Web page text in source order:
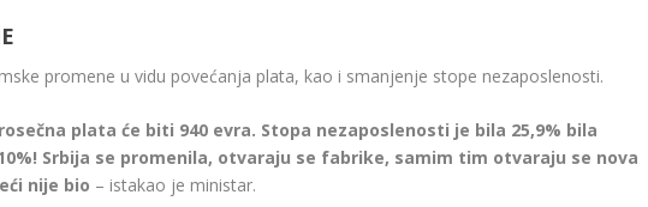
promene u vidu povećanja plata, kao i smanjenje stope nezaposlenosti.
plata će biti 940 evra. Stopa nezaposlenosti je bila 25,9% bila
Srbija se promenila, otvaraju se fabrike, samim tim otvaraju se nova
nije bio – istakao je ministar.